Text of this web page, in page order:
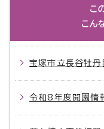
こ
こん
宝塚市立長谷牡丹
令和8年度開園情